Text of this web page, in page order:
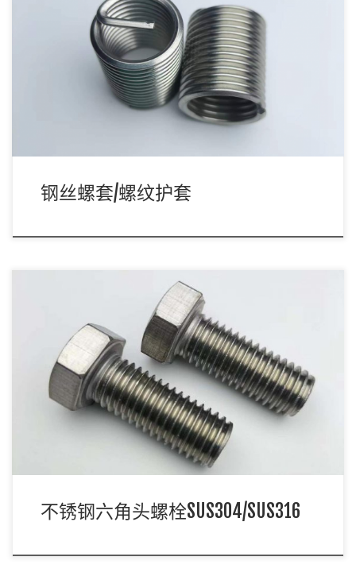
钢丝螺纹护套是分有尾跟无尾的，材质主要是不锈钢跟铜，长度主
要为1D/1.5D/2D/2.5D/3D/ […]
钢丝螺套/螺纹护套
不锈钢六角头螺栓常用标准： 六角头螺栓常用标准有
DIN933/DIN931/GB/T5783及GB/ […]
不锈钢六角头螺栓SUS304/SUS316